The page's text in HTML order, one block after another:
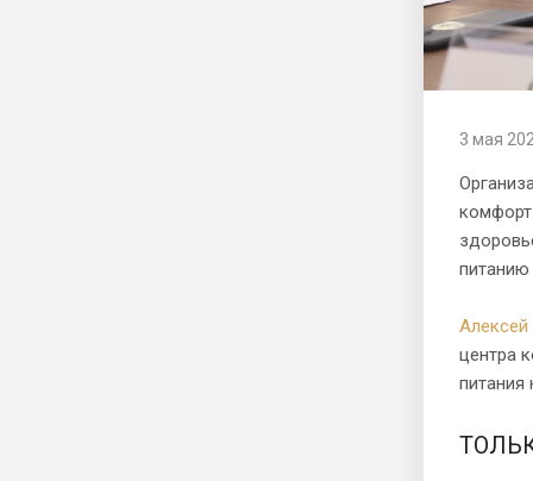
3 мая
комфорт
питанию
центра